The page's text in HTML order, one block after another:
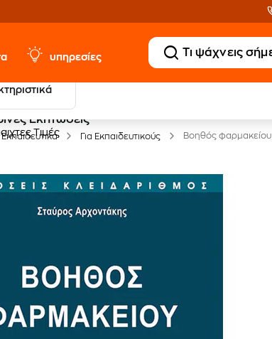
υπηρεσίες
Εκπτώσεις
Τιμές
Εκπαιδευτικά Για Εκπαιδευτικούς Βοηθός φαρμακείου